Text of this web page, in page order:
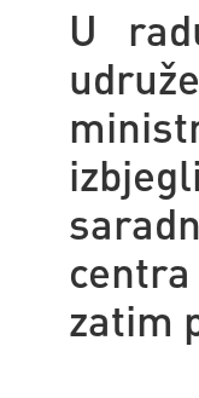
U
zatim